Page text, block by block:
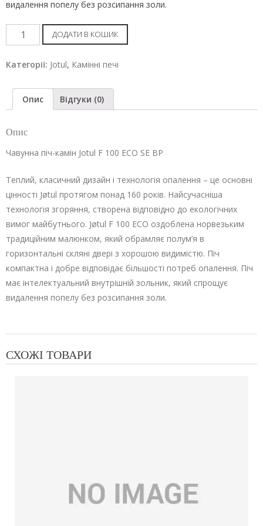
видалення попелу без розсипання золи.
Камінна
піч
Jotul
100
BP
кількість
ДОДАТИ В КОШИК
Категорії: Jotul, Камінні печі
Опис Відгуки (0)
Опис
Чавунна піч-камін Jotul F 100 ECO SE BP
Теплий, класичний дизайн і технологія опалення – це основні
цінності Jøtul протягом понад 160 років. Найсучасніша
технологія згоряння, створена відповідно до екологічних
вимог майбутнього. Jøtul F 100 ECO оздоблена норвезьким
традиційним малюнком, який обрамляє полум’я в
горизонтальні скляні двері з хорошою видимістю. Піч
компактна і добре відповідає більшості потреб опалення. Піч
має інтелектуальний внутрішній зольник, який спрощує
видалення попелу без розсипання золи.
СХОЖІ ТОВАРИ